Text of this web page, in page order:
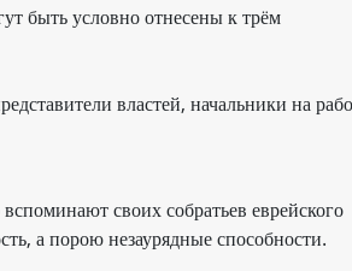
быть условно отнесены к трём
властей, начальники на
своих собратьев еврейского
а порою незаурядные способности.